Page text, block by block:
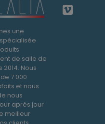
une
de salle de
Nous
7 000
et nous
nous
après jour
meilleur